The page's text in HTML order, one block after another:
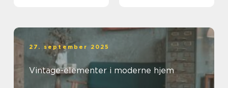
27. september 2025
Vintage-elementer i moderne hjem